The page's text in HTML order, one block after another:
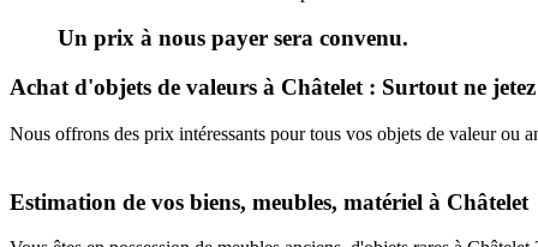
Un prix à nous payer sera convenu.
Achat d'objets de valeurs à Châtelet : Surtout ne
Nous offrons des prix intéressants pour tous vos objets de valeur ou
Estimation de vos biens, meubles, matériel à Châtelet